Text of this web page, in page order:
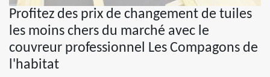
Profitez des prix de changement de tuiles
les moins chers du marché avec le
couvreur professionnel Les Compagons de
l'habitat